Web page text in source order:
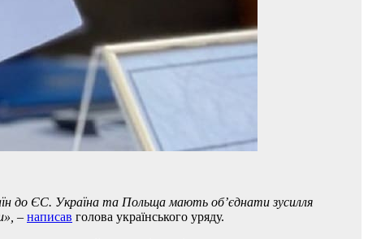
до ЄС. Україна та Польща мають об’єднати зусилля
– написав голова українського уряду.